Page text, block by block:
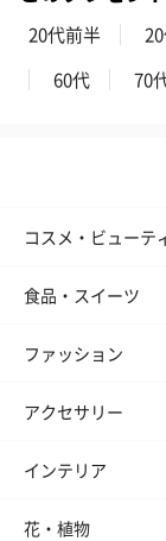
20代前半
60代
70
コスメ・ビューテ
食品・スイーツ
ファッション
アクセサリー
インテリア
花・植物